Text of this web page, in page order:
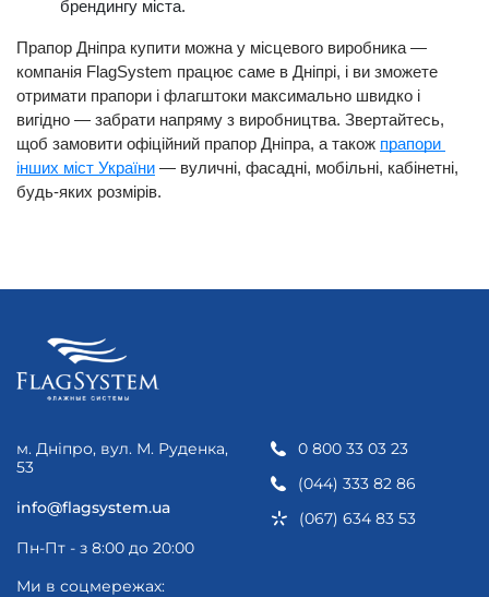
брендингу міста.
Прапор Дніпра купити можна у місцевого виробника —
компанія FlagSystem працює саме в Дніпрі, і ви зможете
отримати прапори і флагштоки максимально швидко і
вигідно — забрати напряму з виробництва. Звертайтесь,
щоб замовити офіційний прапор Дніпра, а також прапори
інших міст України — вуличні, фасадні, мобільні, кабінетні,
будь-яких розмірів.
м. Дніпро, вул. М. Руденка,
53
info@flagsystem.ua
Пн-Пт - з 8:00 до 20:00
0 800 33 03 23
(044) 333 82 86
(067) 634 83 53
Ми в соцмережах: